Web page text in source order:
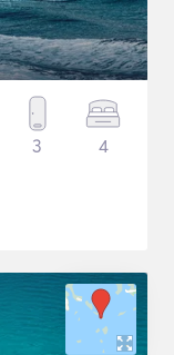
3 4